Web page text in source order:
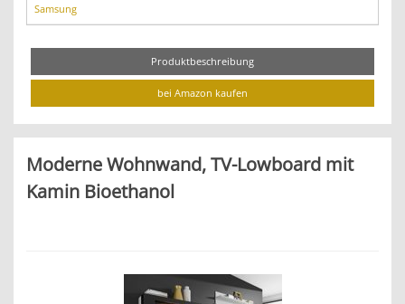
Samsung
Produktbeschreibung
bei Amazon kaufen
Moderne Wohnwand, TV-Lowboard mit
Kamin Bioethanol